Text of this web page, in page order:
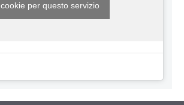
cookie per questo servizio